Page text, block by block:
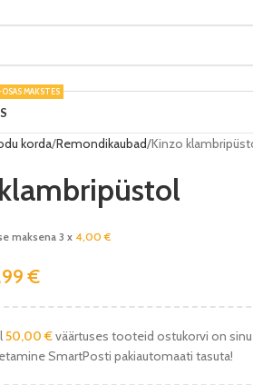
MAKSTES
korda Remondikaubad Kinzo
maksena 3 x 4,00€
€
50,00 €väärtuses tooteid ostukorvi on
SmartPosti pakiautomaati tasuta!